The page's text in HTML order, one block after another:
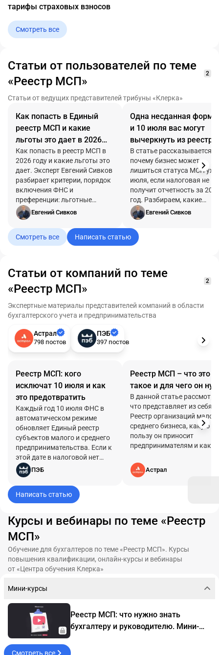
тарифы страховых взносов
Смотреть все
Статьи от пользователей по теме
«Реестр МСП»
2
Статьи от ведущих представителей трибуны «Клерка»
Как попасть в Единый
реестр МСП и какие
льготы это дает в 2026
году
Как попасть в реестр МСП в
2026 году и какие льготы это
дает. Эксперт Евгений Сивков
разбирает критерии, порядок
включения ФНС и
преференции: льготные
тарифы взносов (7,6% и 15%),
кредитные каникулы и
снижение штрафов для
бизнеса.
Евгений Сивков
Одна несданная
и 10 июля вас могут
вычеркнуть из реестра
МСП
В статье рассказывается,
почему бизнес может
лишиться статуса МСП
июля, если налоговая не
получит отчетность за
год. Разбираем, какие
документы ФНС учитывает
при обновлении реестра,
грозит исключение и что
нужно проверить до 1
Евгений Сивков
Смотреть все Написать статью
Статьи от компаний по теме
«Реестр МСП»
2
Экспертные материалы представителей компаний в области
бухгалтерского учета и предпринимательства
Астрал
798 постов
ПЭБ
397 постов
Реестр МСП: кого
исключат 10 июля и как
это предотвратить
Каждый год 10 июля ФНС в
автоматическом режиме
обновляет Единый реестр
субъектов малого и среднего
предпринимательства. Если к
этой дате в налоговой нет
нужной отчетности за 2025
год — компанию или ИП из
реестра вычеркнут.
Уведомления при этом не
потере статуса только при
проверке реестра.
ПЭБ
Реестр МСП – что это
такое и для чего он
В данной статье
что представляет из себя
Реестр организаций
среднего бизнеса, какую
пользу он приносит
предпринимателям и какие
малого и среднего бизнеса.
Астрал
Написать статью
Курсы и вебинары по теме «Реестр
МСП»
Обучение для бухгалтеров по теме «Реестр МСП». Курсы
повышения квалификации, онлайн-курсы и вебинары
от «Центра обучения Клерка»
Мини-курсы
Реестр МСП: что нужно знать
бухгалтеру и руководителю. Мини-
Смотреть все